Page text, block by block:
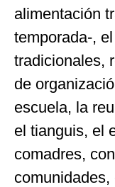
alimentación
temporada-,
tradicionales,
de
escuela, la
el tianguis, el
comadres,